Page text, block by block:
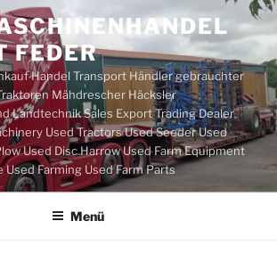
FEDER
Handel Transport Händler gebrauchter
Mähdrescher Häcksler
Landtechnik Sales Export Trading Dealer
Used Tractors Used Seeder Used
Used Disc Harrow Used Farm Equipment
Used Farming Used Farm Parts
Menü